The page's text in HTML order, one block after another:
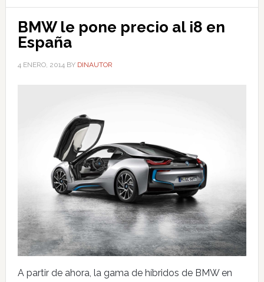
BMW le pone precio al i8 en
España
4 ENERO, 2014BY DINAUTOR
A partir de ahora, la gama de híbridos de BMW en